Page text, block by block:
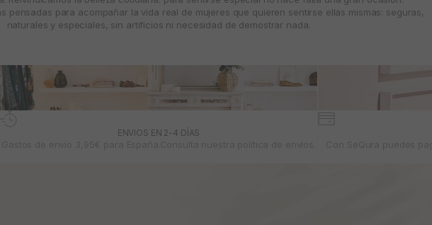
pensadas para acompañar la vida real de mujeres que quieren sentirse ellas mismas: seguras,
naturales y especiales, sin artificios ni necesidad de demostrar nada.
ENVIOS EN 2-4 DÍAS